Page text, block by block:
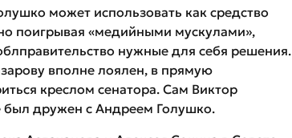
может использовать как средство
поигрывая «медийными мускулами»,
нужные для себя решения.
вполне лоялен, в прямую
креслом сенатора. Сам Виктор
был дружен с Андреем Голушко.